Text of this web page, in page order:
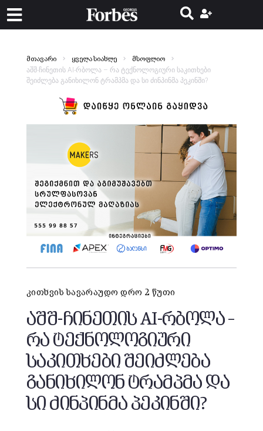
მთავარი ყველა სიახლე მსოფლიო
აშშ-ჩინეთის AI-რბოლა – რა ტექნოლოგიური საკითხები
შეიძლება განიხილონ ტრამპმა და სი ძინპინმა პეკინში?
კითხვის სავარაუდო დრო 2 წუთი
აშშ-ჩინეთის AI-რბოლა –
რა ტექნოლოგიური
საკითხები შეიძლება
განიხილონ ტრამპმა და
სი ძინპინმა პეკინში?